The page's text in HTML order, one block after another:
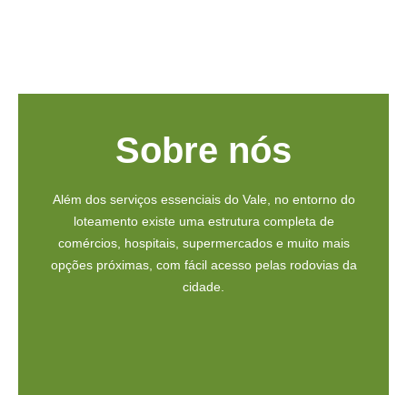
Sobre nós
Além dos serviços essenciais do Vale, no entorno do
loteamento existe uma estrutura completa de
comércios, hospitais, supermercados e muito mais
opções próximas, com fácil acesso pelas rodovias da
cidade.